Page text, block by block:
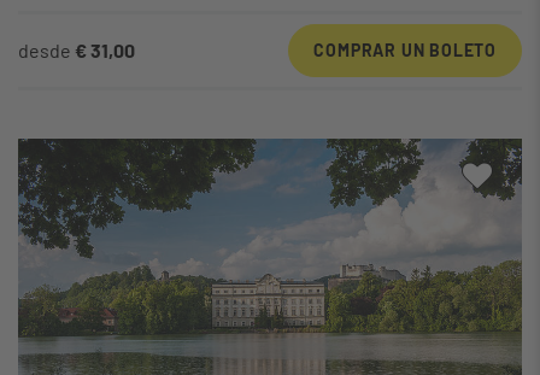
desde € 31,00 COMPRAR UN BOLETO
A